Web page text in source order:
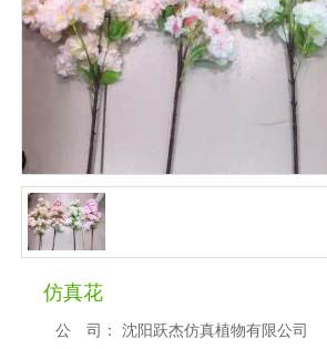
仿真花
公 司： 沈阳跃杰仿真植物有限公司